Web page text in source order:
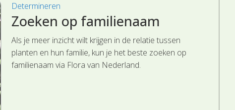
Determineren
Zoeken op familienaam
Als je meer inzicht wilt krijgen in de relatie tussen
planten en hun familie, kun je het beste zoeken op
familienaam via Flora van Nederland.